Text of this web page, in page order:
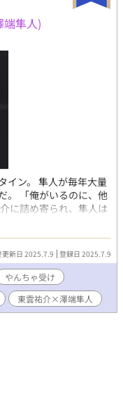
隼人)
イン。 隼人が毎年大量
。 「俺がいるのに、他
に詰め寄られ、隼人は
って。 溶けるチョコ
しいものは、どっちの
る、 ちょっぴり強引
更新日 2025.7.9 登録日 2025.7.9
やんちゃ受け
東雲祐介×澤端隼人